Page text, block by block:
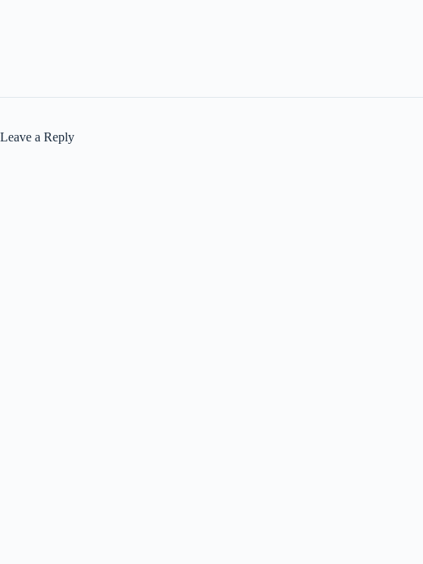
Leave a Reply